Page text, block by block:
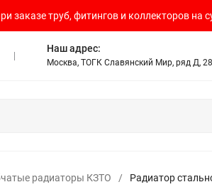
заказе труб, фитингов и коллекторов на
Наш адрес:
Москва, ТОГК Славянский Мир, ряд Д,
радиаторы КЗТО / Радиатор